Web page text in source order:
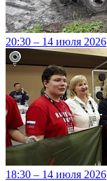
20:30 – 14 июля 2026
18:30 – 14 июля 2026